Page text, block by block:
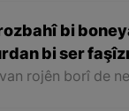
bi
bi ser